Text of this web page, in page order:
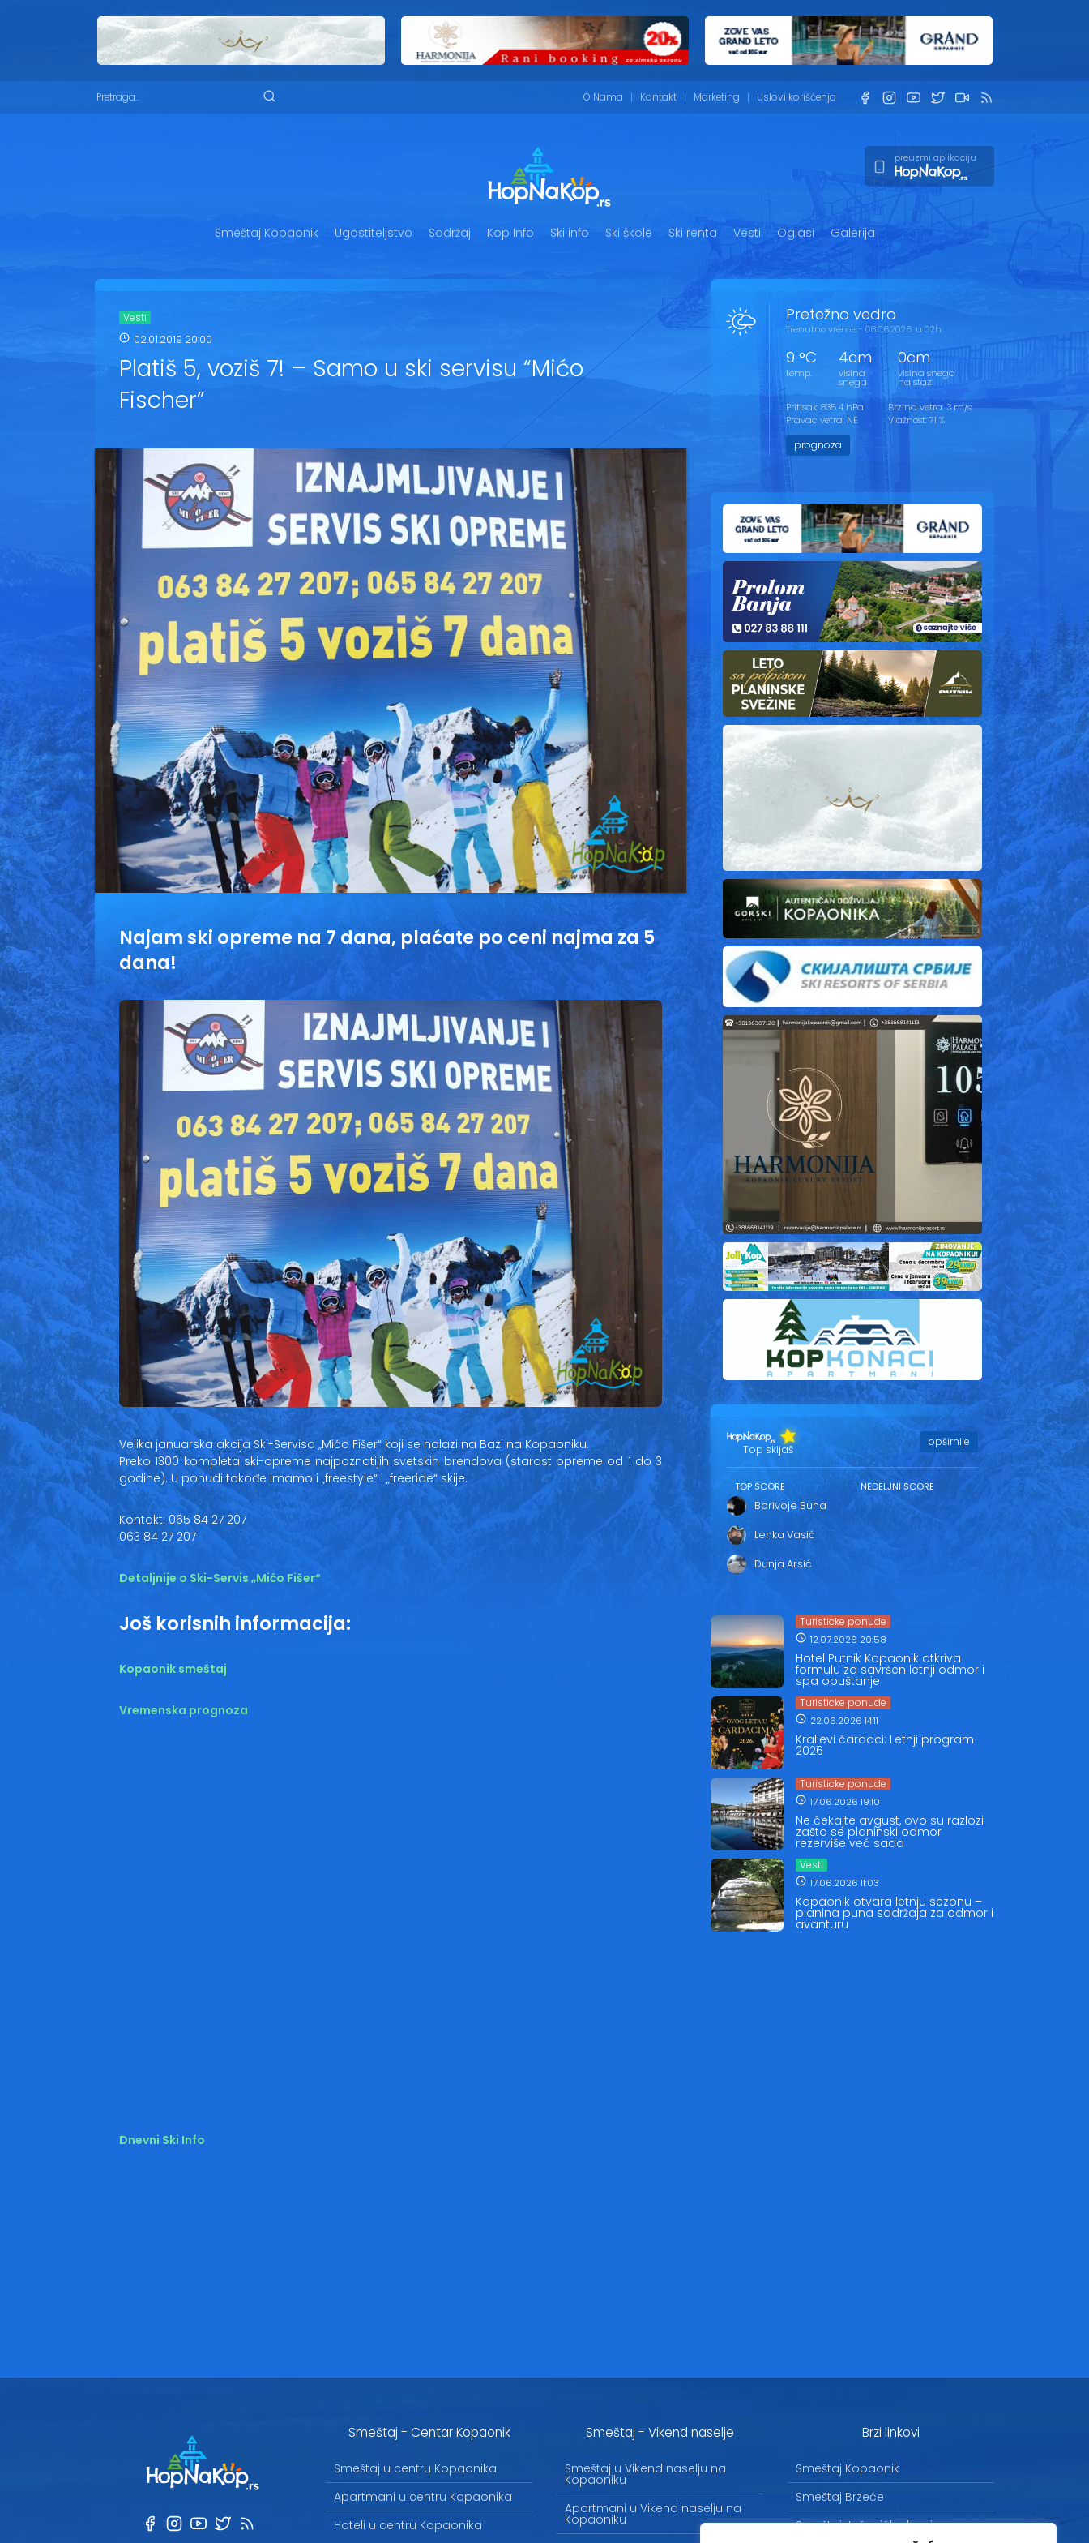
O Nama Kontakt Marketing Uslovi korišćenja
preuzmi aplikaciju
Smeštaj Kopaonik Ugostiteljstvo Sadržaj Kop Info Ski info Ski škole Ski renta Vesti Oglasi Galerija
Vesti
02.01.2019 20:00
Platiš 5, voziš 7! – Samo u ski servisu “Mićo
Fischer”
Najam ski opreme na 7 dana, plaćate po ceni najma za 5
dana!
Velika januarska akcija Ski-Servisa „Mićo Fišer“ koji se nalazi na Bazi na Kopaoniku.
Preko 1300 kompleta ski-opreme najpoznatijih svetskih brendova (starost opreme od 1 do 3
godine). U ponudi takođe imamo i „freestyle“ i „freeride“ skije.
Kontakt: 065 84 27 207
063 84 27 207
Detaljnije o Ski-Servis „Mićo Fišer“
Još korisnih informacija:
Kopaonik smeštaj
Vremenska prognoza
Dnevni Ski Info
Pretežno vedro
Trenutno vreme - 08.06.2026. u 02h
9 °C
temp.
4cm
visina
snega
0cm
visina snega
na stazi
Pritisak: 835.4 hPa
Pravac vetra: NE
Brzina vetra: 3 m/s
Vlažnost: 71 %
prognoza
Top skijaš
opširnije
TOP SCORE
Borivoje Buha
Lenka Vasić
Dunja Arsić
NEDELJNI SCORE
Turisticke ponude
12.07.2026 20:58
Hotel Putnik Kopaonik otkriva
formulu za savršen letnji odmor i
spa opuštanje
Turisticke ponude
22.06.2026 14:11
Kraljevi čardaci: Letnji program
2026
Turisticke ponude
17.06.2026 19:10
Ne čekajte avgust, ovo su razlozi
zašto se planinski odmor
rezerviše već sada
Vesti
17.06.2026 11:03
Kopaonik otvara letnju sezonu –
planina puna sadržaja za odmor i
avanturu
Smeštaj - Centar Kopaonik
Smeštaj u centru Kopaonika
Apartmani u centru Kopaonika
Hoteli u centru Kopaonika
Smeštaj - Vikend naselje
Smeštaj u Vikend naselju na
Kopaoniku
Apartmani u Vikend naselju na
Kopaoniku
Brzi linkovi
Smeštaj Kopaonik
Smeštaj Brzeće
Smeštaj Jošanička banja